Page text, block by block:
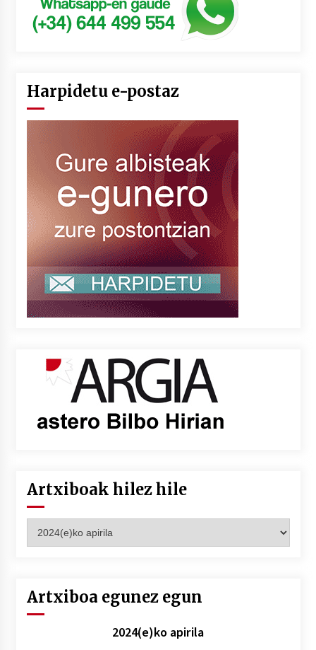
Harpidetu e-postaz
Artxiboak hilez hile
hilez
Artxiboa egunez egun
2024(e)ko apirila